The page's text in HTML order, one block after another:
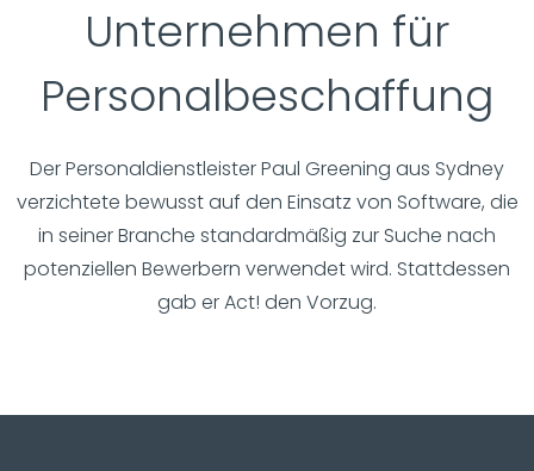
Unternehmen für
Personalbeschaffung
Der Personaldienstleister Paul Greening aus Sydney
verzichtete bewusst auf den Einsatz von Software, die
in seiner Branche standardmäßig zur Suche nach
potenziellen Bewerbern verwendet wird. Stattdessen
gab er Act! den Vorzug.